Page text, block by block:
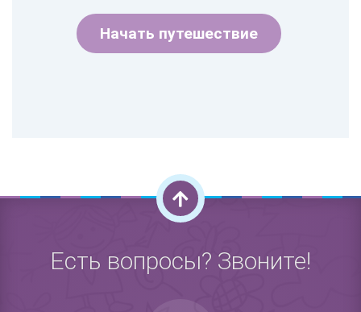
Начать путешествие
Есть вопросы? Звоните!